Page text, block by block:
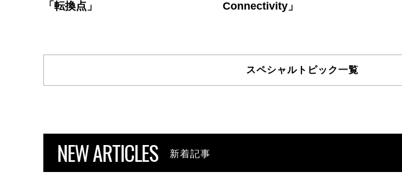
「転換点」
Connectivity」
スペシャルトピック一覧
NEW ARTICLES 新着記事